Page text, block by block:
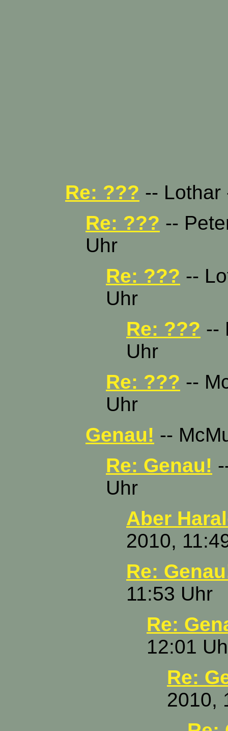
Re: ??? -- Lothar
Re: ??? --
Uhr
Re: ??? --
Uhr
Re: ??? --
Uhr
Re: ??? --
Uhr
Genau! --
Re: Genau!
Uhr
Aber
2010,
Re:
11:53 Uhr
Re:
12:01
Re:
2010,